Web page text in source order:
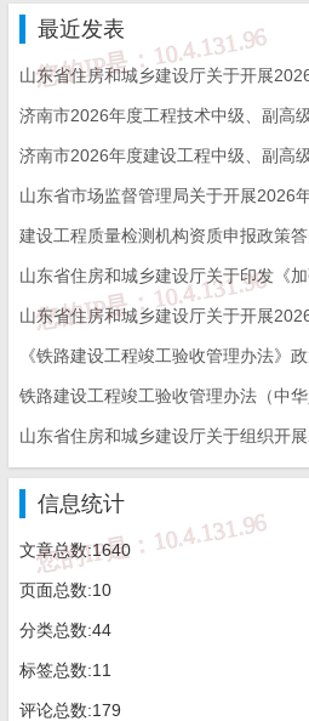
最近发表
济南市2026年度建设工程中级、副高
建设工程质量检测机构资质申报政策答
《铁路建设工程竣工验收管理办法》
信息统计
文章总数:1640
页面总数:10
分类总数:44
标签总数:11
评论总数:179